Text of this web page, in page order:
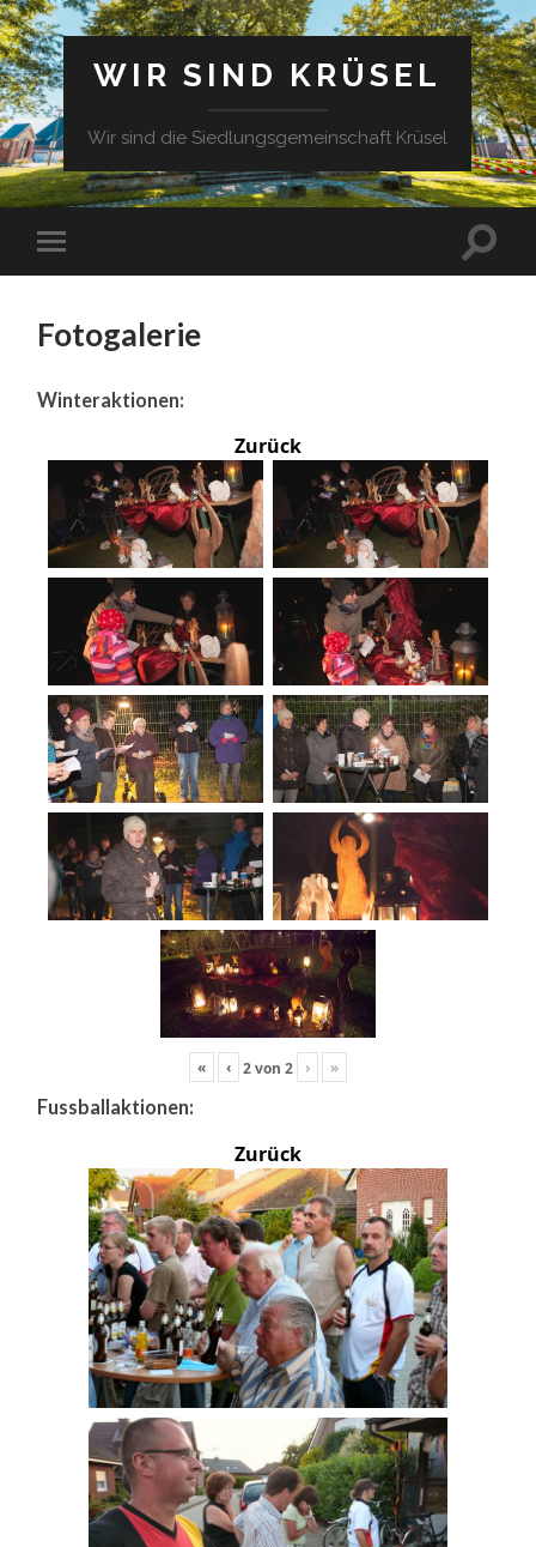
WIR SIND KRÜSEL
Wir sind die Siedlungsgemeinschaft Krüsel
Fotogalerie
Winteraktionen:
Zurück
« ‹ 2von 2 › »
Fussballaktionen:
Zurück